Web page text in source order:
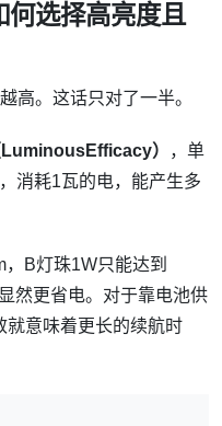
何选择高亮度且
高。这话只对了一半。
）
，单
消耗1瓦的电，能产生多
B灯珠1W只能达到
然更省电。对于靠电池供
就意味着更长的续航时